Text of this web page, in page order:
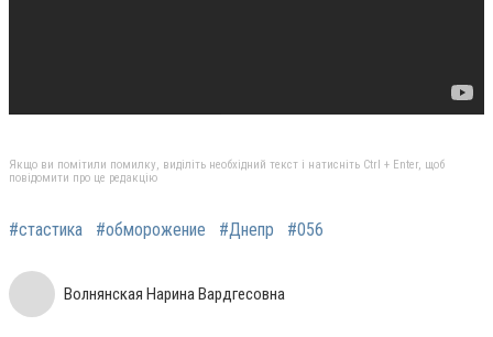
Якщо ви помітили помилку, виділіть необхідний текст і натисніть Ctrl + Enter, щоб
повідомити про це редакцію
#стастика #обморожение #Днепр #056
Волнянская Нарина Вардгесовна